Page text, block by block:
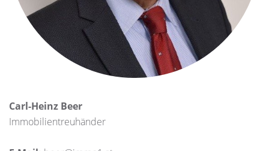
Carl-Heinz Beer
Immobilientreuhänder